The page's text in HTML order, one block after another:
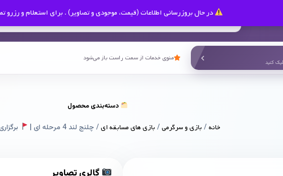
در حال بروزرسانی اطلاعات (قیمت، موجودی و تصاویر) . برای استعلام و رزرو
کنید
منوی خدمات از سمت راست باز می‌شود
دسته‌بندی محصول
خانه/ بازی و سرگرمی/ بازی های مسابقه ای/ چلنج لند 4 مرحله ای |